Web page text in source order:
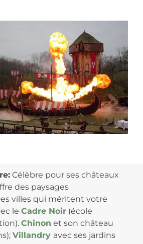
Célèbre pour ses châteaux
des paysages
villes qui méritent votre
le Cadre Noir (école
Chinon et son château
Villandry avec ses jardins